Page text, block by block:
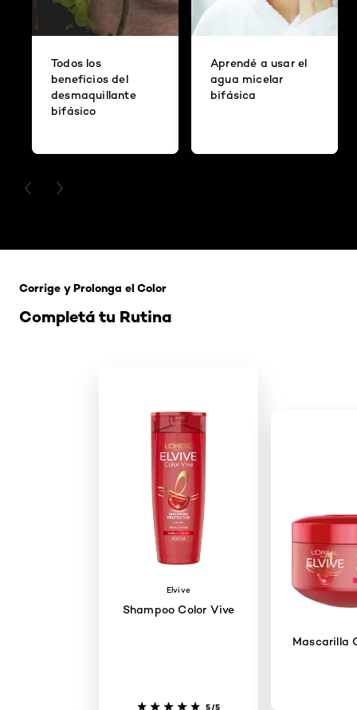
Todos los
beneficios del
desmaquillante
bifásico
Aprendé a usar el
agua micelar
bifásica
PREVIOUS CARD
NEXT CARD
Completá tu Rutina
Corrige y Prolonga el Color
Elvive
Shampoo Color Vive
5/5
Mascarilla